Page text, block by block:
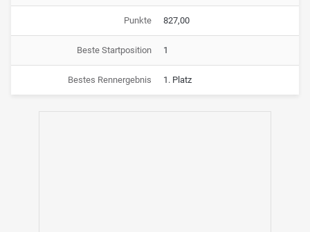
Punkte 827,00
Beste Startposition 1
Bestes Rennergebnis 1. Platz